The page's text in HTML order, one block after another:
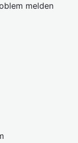
melden